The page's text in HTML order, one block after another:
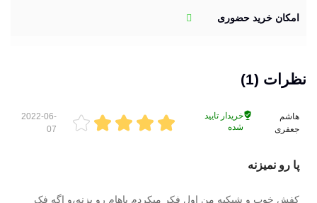
امکان خرید حضوری
نظرات (1)
هاشم
جعفری
خریدار تایید
شده
2022-06-
07
پا رو نمیزنه
کفش خوب و شیکیه من اول فکر میکردم پاهام رو بزنه،و اگه فک